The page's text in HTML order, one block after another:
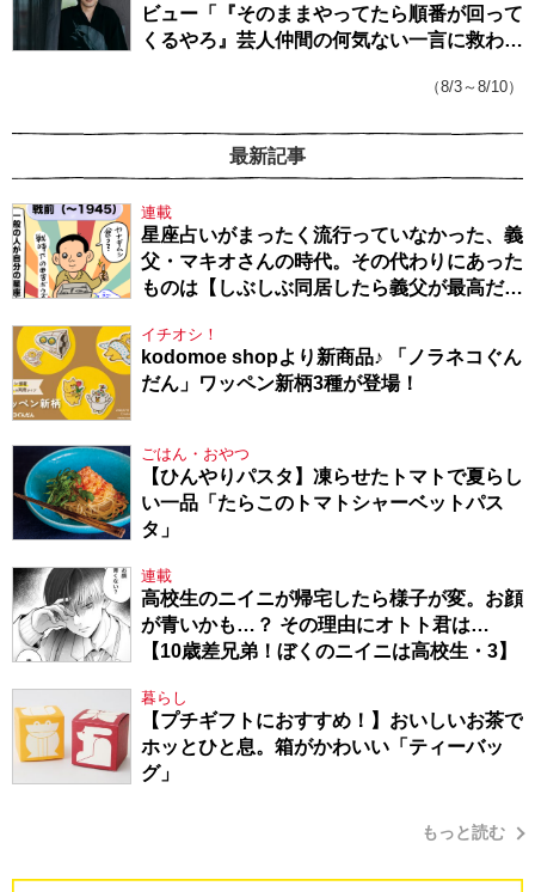
ビュー「『そのままやってたら順番が回って
くるやろ』芸人仲間の何気ない一言に救われ
（8/3～8/10）
最新記事
連載
星座占いがまったく流行っていなかった、義
父・マキオさんの時代。その代わりにあった
ものは【しぶしぶ同居したら義父が最高だっ
イチオシ！
kodomoe shopより新商品♪ 「ノラネコぐん
だん」ワッペン新柄3種が登場！
ごはん・おやつ
【ひんやりパスタ】凍らせたトマトで夏らし
い一品「たらこのトマトシャーベットパス
タ」
連載
高校生のニイニが帰宅したら様子が変。お顔
が青いかも…？ その理由にオトト君は…
【10歳差兄弟！ぼくのニイニは高校生・3】
暮らし
【プチギフトにおすすめ！】おいしいお茶で
ホッとひと息。箱がかわいい「ティーバッ
グ」
もっと読む